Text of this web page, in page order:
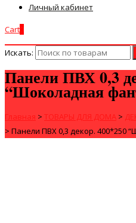
Личный кабинет
Cart
Искать:
Панели ПВХ 0,3
“Шоколадная
Главная > ТОВАРЫ ДЛЯ ДОМА >
> Панели ПВХ 0,3 декор. 400*250